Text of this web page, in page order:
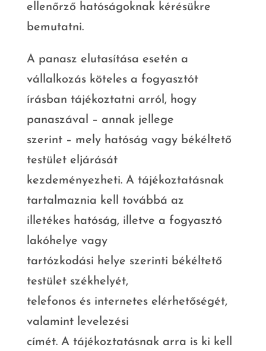
ellenőrző hatóságoknak kérésükre
bemutatni.
A panasz elutasítása esetén a
vállalkozás köteles a fogyasztót
írásban tájékoztatni arról, hogy
panaszával – annak jellege
szerint – mely hatóság vagy békéltető
testület eljárását
kezdeményezheti. A tájékoztatásnak
tartalmaznia kell továbbá az
illetékes hatóság, illetve a fogyasztó
lakóhelye vagy
tartózkodási helye szerinti békéltető
testület székhelyét,
telefonos és internetes elérhetőségét,
valamint levelezési
címét. A tájékoztatásnak arra is ki kell